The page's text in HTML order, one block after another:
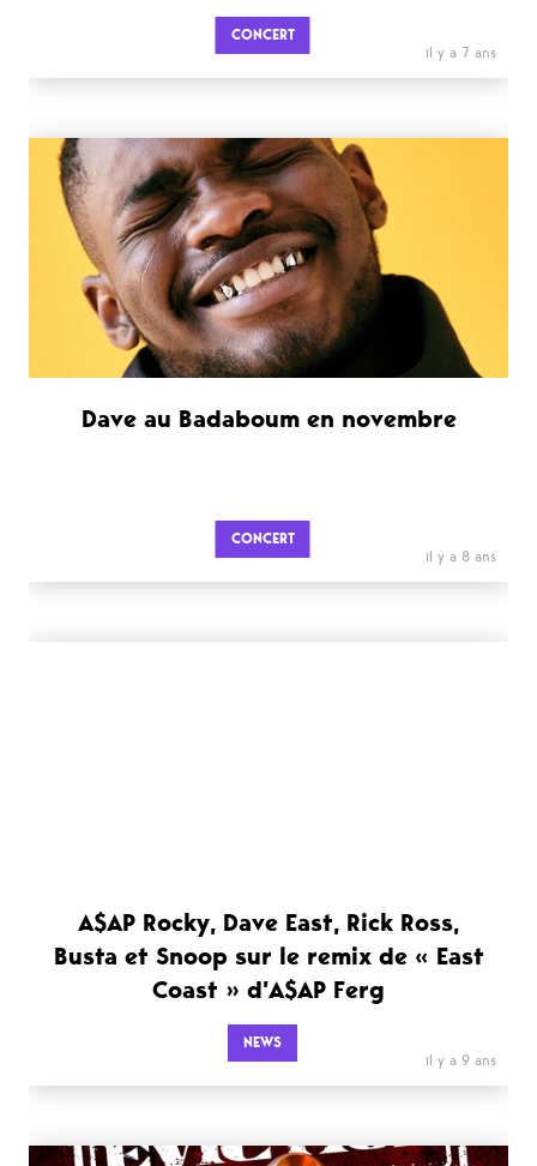
CONCERT
il y a 7 ans
Dave au Badaboum en novembre
CONCERT
il y a 8 ans
A$AP Rocky, Dave East, Rick Ross,
Busta et Snoop sur le remix de « East
Coast » d’A$AP Ferg
NEWS
il y a 9 ans